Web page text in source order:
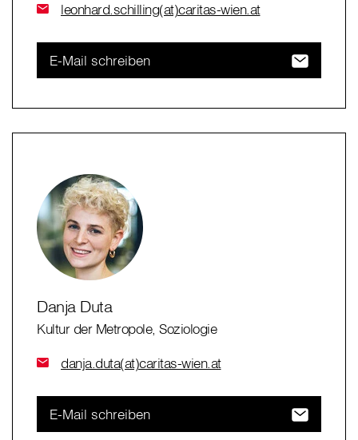
leonhard.schilling(at)caritas-wien.at
E-Mail schreiben
Danja Duta
Kultur der Metropole, Soziologie
danja.duta(at)caritas-wien.at
E-Mail schreiben